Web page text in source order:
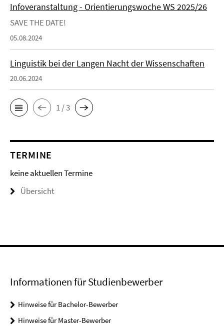
Infoveranstaltung - Orientierungswoche WS 2025/26
SAVE THE DATE!
05.08.2024
Linguistik bei der Langen Nacht der Wissenschaften
20.06.2024
1 / 3
TERMINE
keine aktuellen Termine
Übersicht
Informationen für Studienbewerber
Hinweise für Bachelor-Bewerber
Hinweise für Master-Bewerber